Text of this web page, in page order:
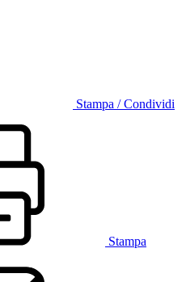
Stampa / Condividi
Stampa